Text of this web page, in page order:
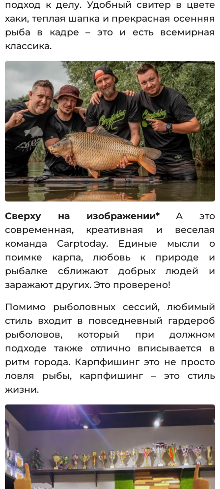
подход к делу. Удобный свитер в цвете
хаки, теплая шапка и прекрасная осенняя
рыба в кадре – это и есть всемирная
классика.
Сверху на изображении*А это
современная, креативная и веселая
команда Carptoday. Единые мысли о
поимке карпа, любовь к природе и
рыбалке сближают добрых людей и
заражают других. Это проверено!
Помимо рыболовных сессий, любимый
стиль входит в повседневный гардероб
рыболовов, который при должном
подходе также отлично вписывается в
ритм города. Карпфишинг это не просто
ловля рыбы, карпфишинг – это стиль
жизни.